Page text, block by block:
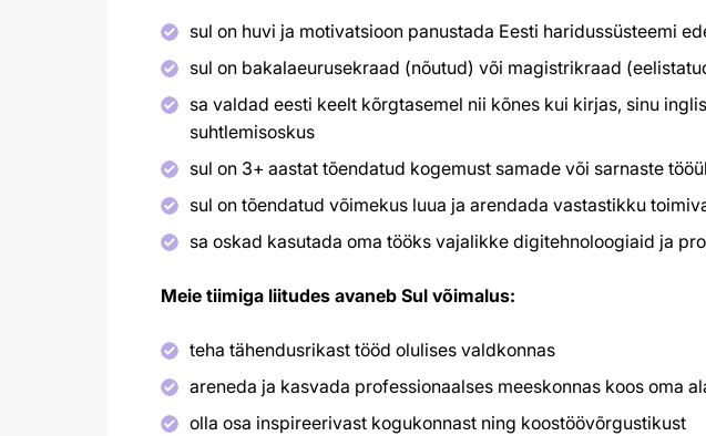
sul on huvi ja motivatsioon panustada Eesti haridussüsteemi
sul on bakalaeurusekraad (nõutud) või magistrikraad
sa valdad eesti keelt kõrgtasemel nii kõnes kui kirjas, sinu
suhtlemisoskus
sul on 3+ aastat tõendatud kogemust samade või sarnaste
sul on tõendatud võimekus luua ja arendada vastastikku
sa oskad kasutada oma tööks vajalikke digitehnoloogiaid ja
Meie tiimiga liitudes avaneb Sul võimalus:
teha tähendusrikast tööd olulises valdkonnas
areneda ja kasvada professionaalses meeskonnas koos oma
olla osa inspireerivast kogukonnast ning koostöövõrgustikust